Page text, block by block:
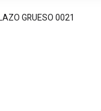
GRUESO 0021